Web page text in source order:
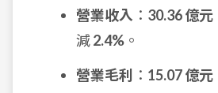
營業收入 ： 30.36 億元
減2.4% 。
營業毛利
： 15.07 億元